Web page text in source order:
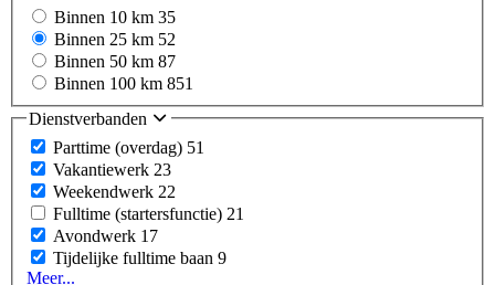
Binnen 10 km 35
Binnen 25 km 52
Binnen 50 km 87
Binnen 100 km 851
Dienstverbanden
Parttime (overdag) 51
Vakantiewerk 23
Weekendwerk 22
Fulltime (startersfunctie) 21
Avondwerk 17
Tijdelijke fulltime baan 9
Meer...